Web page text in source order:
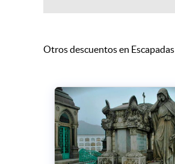
Otros descuentos en